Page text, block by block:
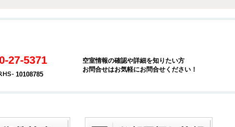
27-5371
10108785
空室情報の確認や詳細を知りたい方
お問合せはお気軽にお問合せください！